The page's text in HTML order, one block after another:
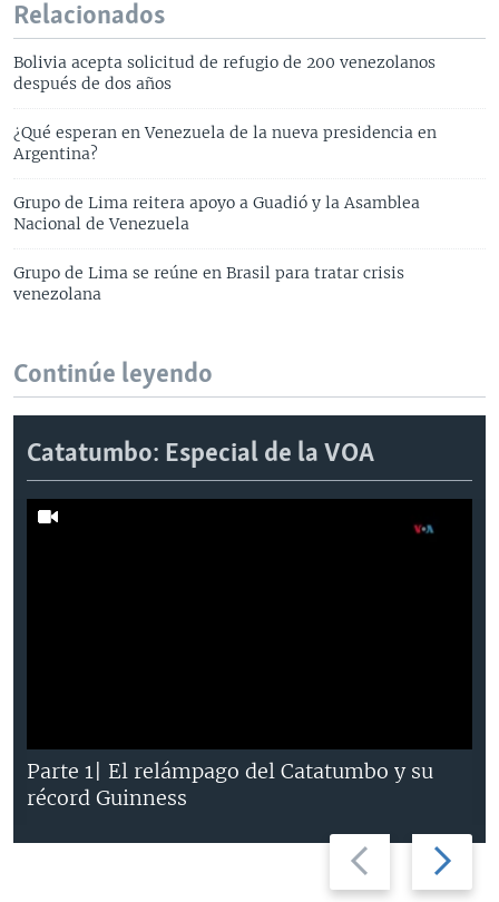
Relacionados
Bolivia acepta solicitud de refugio de 200 venezolanos
después de dos años
¿Qué esperan en Venezuela de la nueva presidencia en
Argentina?
Grupo de Lima reitera apoyo a Guadió y la Asamblea
Nacional de Venezuela
Grupo de Lima se reúne en Brasil para tratar crisis
venezolana
Continúe leyendo
Catatumbo: Especial de la VOA
Previous
slide
Next
slide
Parte 1| El relámpago del Catatumbo y su
récord Guinness